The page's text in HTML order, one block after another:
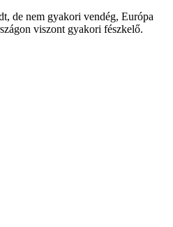
de nem gyakori vendég, Európa
viszont gyakori fészkelő.